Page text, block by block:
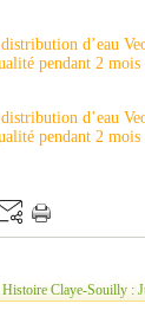
Histoire Claye-Souilly :